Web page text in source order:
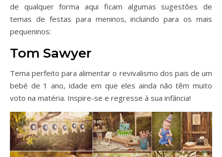
de qualquer forma aqui ficam algumas sugestões de
temas de festas para meninos, incluindo para os mais
pequeninos:
Tom Sawyer
Tema perfeito para alimentar o revivalismo dos pais de um
bebé de 1 ano, idade em que eles ainda não têm muito
voto na matéria. Inspire-se e regresse à sua infância!